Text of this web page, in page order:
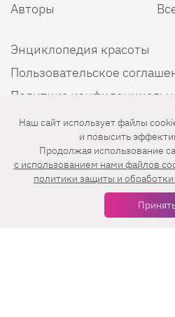
Авторы
Энциклопедия красоты
Пользовательское
Политика
Мы в соцсетях
Наш сайт использует файлы
и повысить
Продолжая использование
c использованием нами файлов
политики защиты и